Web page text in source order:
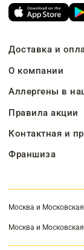
Доставка и
О компании
Аллергены в
Правила акции
Контактная и
Франшиза
Москва и
Москва и